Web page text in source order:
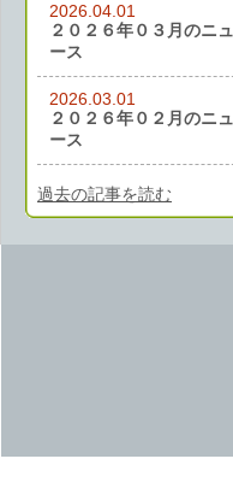
2026.04.01
２０２６年０３月のニュ
ース
2026.03.01
２０２６年０２月のニュ
ース
過去の記事を読む